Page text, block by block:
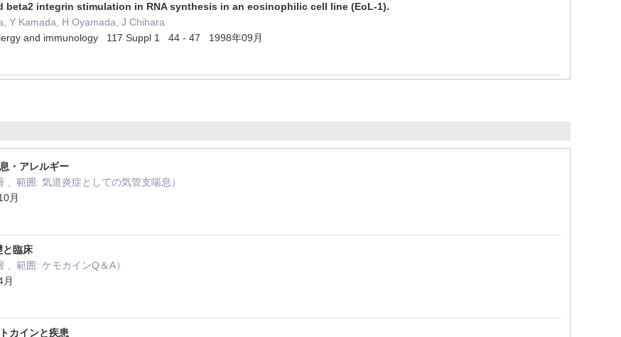
beta2 integrin stimulation in RNA synthesis in an eosinophilic cell line (EoL-1).
Y Kamada, H Oyamada, J Chihara
and immunology 117 Suppl 1 44 - 47 1998年09月
・アレルギー
, 範囲: 気道炎症としての気管支喘息）
月
と臨床
, 範囲: ケモカインQ＆A）
カインと疾患